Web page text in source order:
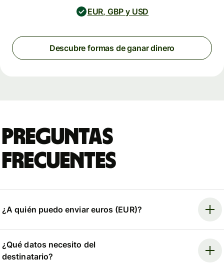
EUR, GBP y USD
Descubre formas de ganar dinero
Preguntas
frecuentes
¿A quién puedo enviar euros (EUR)?
¿Qué datos necesito del
destinatario?